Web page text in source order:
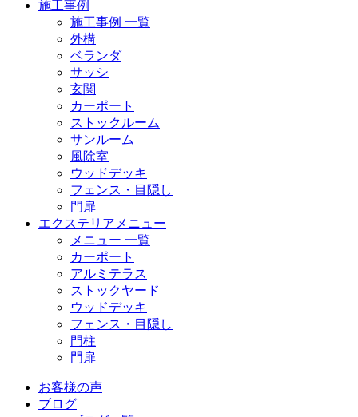
施工事例
施工事例 一覧
外構
ベランダ
サッシ
玄関
カーポート
ストックルーム
サンルーム
風除室
ウッドデッキ
フェンス・目隠し
門扉
エクステリアメニュー
メニュー 一覧
カーポート
アルミテラス
ストックヤード
ウッドデッキ
フェンス・目隠し
門柱
門扉
お客様の声
ブログ